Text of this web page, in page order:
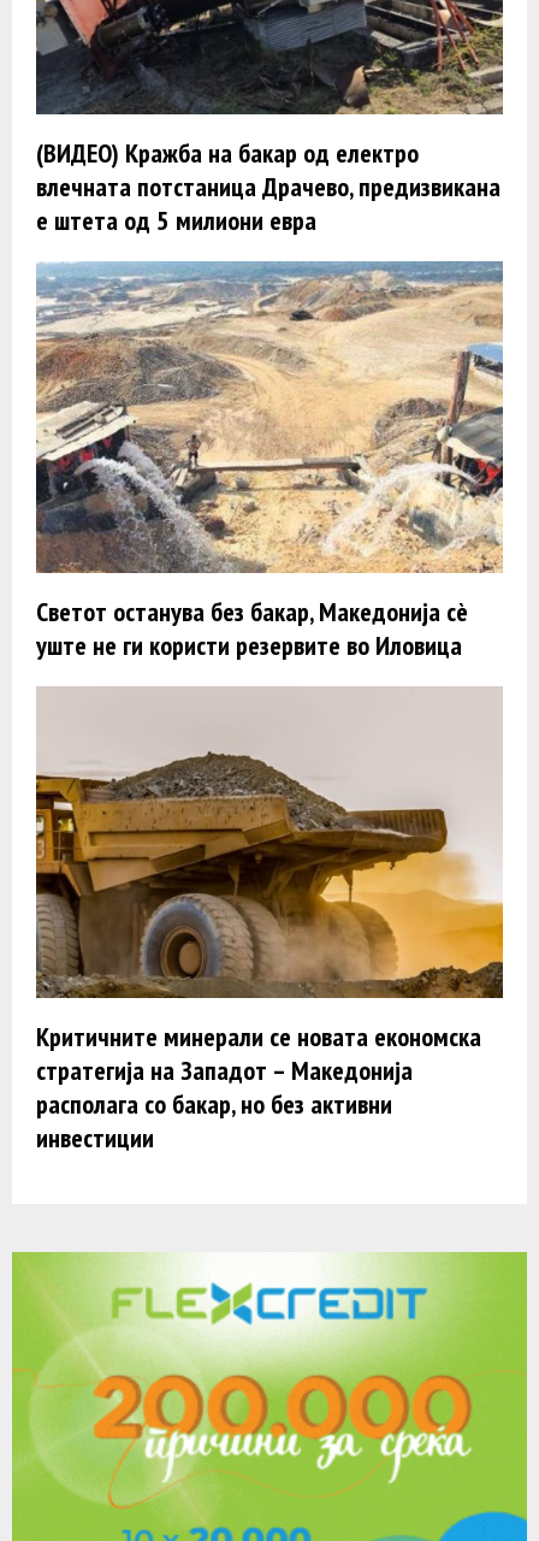
(ВИДЕО) Кражба на бакар од електро
влечната потстаница Драчево, предизвикана
е штета од 5 милиони евра
Светот останува без бакар, Македонија сè
уште не ги користи резервите во Иловица
Критичните минерали се новата економска
стратегија на Западот – Македонија
располага со бакар, но без активни
инвестиции